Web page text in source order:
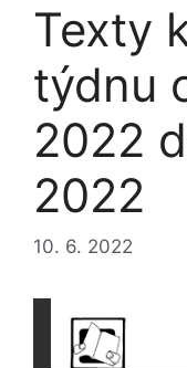
Texty
týdnu
2022
2022
10. 6. 2022